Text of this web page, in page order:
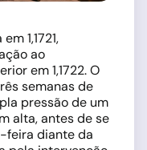
1,1721,
ao
em 1,1722. O
semanas de
pressão de um
alta, antes de se
feira diante da